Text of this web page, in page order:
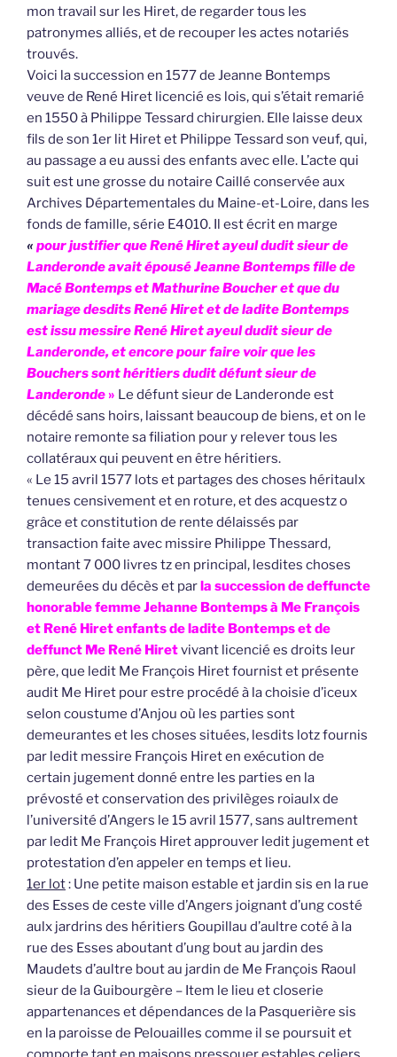
mon travail sur les Hiret, de regarder tous les
patronymes alliés, et de recouper les actes notariés
trouvés.
Voici la succession en 1577 de Jeanne Bontemps
veuve de René Hiret licencié es lois, qui s’était remarié
en 1550 à Philippe Tessard chirurgien. Elle laisse deux
fils de son 1er lit Hiret et Philippe Tessard son veuf, qui,
au passage a eu aussi des enfants avec elle. L’acte qui
suit est une grosse du notaire Caillé conservée aux
Archives Départementales du Maine-et-Loire, dans les
fonds de famille, série E4010. Il est écrit en marge
« pour justifier que René Hiret ayeul dudit sieur de
Landeronde avait épousé Jeanne Bontemps fille de
Macé Bontemps et MathurineBoucher et que du
mariage desdits René Hiret et de ladite Bontemps
est issu messire René Hiret ayeul dudit sieur de
Landeronde, et encore pour faire voir que les
Bouchers sont héritiers dudit défunt sieur de
Landeronde» Le défunt sieur de Landeronde est
décédé sans hoirs, laissant beaucoup de biens, et on le
notaire remonte sa filiation pour y relever tous les
collatéraux qui peuvent en être héritiers.
« Le 15 avril 1577 lots et partages des choses héritaulx
tenues censivement et en roture, et des acquestz o
grâce et constitution de rente délaissés par
transaction faite avec missire Philippe Thessard,
montant 7 000 livres tz en principal, lesdites choses
demeurées du décès et parla succession de deffuncte
honorable femme Jehanne Bontemps à Me François
et René Hiret enfants de ladite Bontemps et de
deffunct Me René Hiretvivant licencié es droits leur
père, que ledit Me François Hiret fournist et présente
audit Me Hiret pour estre procédé à la choisie d’iceux
selon coustume d’Anjou où les parties sont
demeurantes et les choses situées, lesdits lotz fournis
par ledit messire François Hiret en exécution de
certain jugement donné entre les parties en la
prévosté et conservation des privilèges roiaulx de
l’université d’Angers le 15 avril 1577, sans aultrement
par ledit Me François Hiret approuver ledit jugement et
protestation d’en appeler en temps et lieu.
1er lot: Une petite maison estable et jardin sis en la rue
des Esses de ceste ville d’Angers joignant d’ung costé
aulx jardrins des héritiers Goupillau d’aultre coté à la
rue des Esses aboutant d’ung bout au jardin des
Maudets d’aultre bout au jardin de Me François Raoul
sieur de la Guibourgère – Item le lieu et closerie
appartenances et dépendances de la Pasquerière sis
en la paroisse de Pelouailles comme il se poursuit et